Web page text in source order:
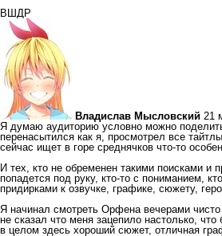
ВШДР
Владислав Мысловский 21
Я думаю аудиторию условно можно
перенасытился как я, просмотрел все
сейчас ищет в горе среднячков что-то
И тех, кто не обременен такими поисками и
попадется под руку, кто-то с пониманием,
придирками к озвучке, графике, сюжету,
Я начинал смотреть Орфена вечерами
не сказал что меня зацепило настолько,
в целом здесь хороший сюжет, отличная